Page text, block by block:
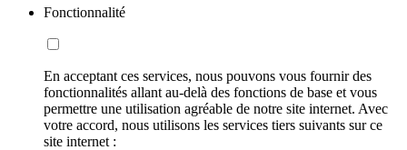
Fonctionnalité
En acceptant ces services, nous pouvons vous fournir des
fonctionnalités allant au-delà des fonctions de base et vous
permettre une utilisation agréable de notre site internet. Avec
votre accord, nous utilisons les services tiers suivants sur ce
site internet :